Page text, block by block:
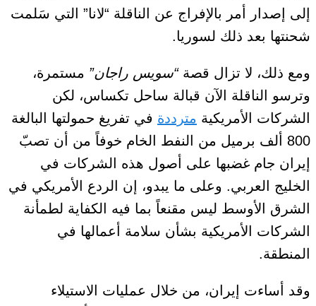
إلى إصدار أمر بالإفراج عن الناقلة “لانا” التي سَلمت
شحنتها بعد ذلك لسوريا.
ومع ذلك، لا تزال قصة “سويس راجان” مستمرة،
وترسو الناقلة الآن قبالة ساحل تكساس، لكن
الشركات الأمريكية مترددة في تفريغ حمولتها البالغة
800 ألف برميل من النفط الخام خوفاً من أن تصبّ
إيران جام غضبها على أصول هذه الشركات في
الخليج العربي. وعلى ما يبدو، إن الردع الأمريكي في
الشرق الأوسط ليس مقنعاً بما فيه الكفاية لطمأنة
الشركات الأمريكية بشأن سلامة أعمالها في
المنطقة.
وقد أساءت إيران، من خلال عمليات الاستيلاء